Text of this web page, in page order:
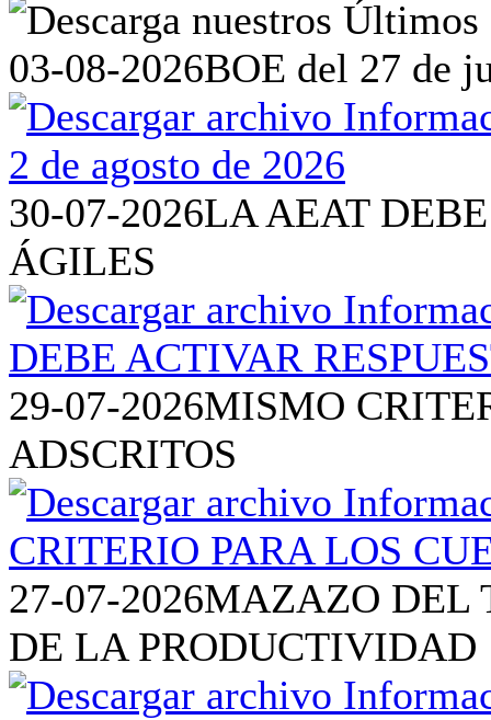
03-08-2026BOE del 27 de
30-07-2026LA AEAT
ÁGILES
29-07-2026MISMO
ADSCRITOS
27-07-2026MAZAZO DEL
DE LA PRODUCTIVIDAD